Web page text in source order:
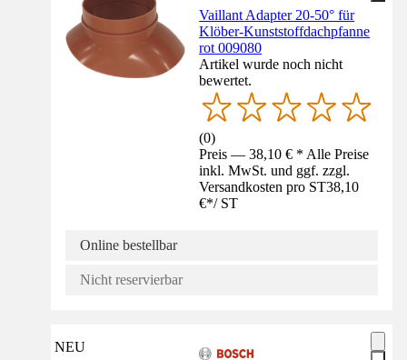
Vaillant Adapter 20-50° für
Klöber-Kunststoffdachpfanne
rot 009080
Artikel wurde noch nicht
bewertet.
(0)
Preis — 38,10 € * Alle Preise
inkl. MwSt. und ggf. zzgl.
Versandkosten pro ST38,10
€*/ ST
Online bestellbar
Nicht reservierbar
NEU